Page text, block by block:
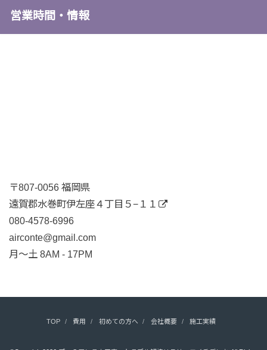
営業時間・情報
〒807-0056 福岡県
遠賀郡水巻町伊左座４丁目５−１１
080-4578-6996
airconte@gmail.com
月〜土 8AM - 17PM
TOP 費用 初めての方へ 会社概要 施工実績